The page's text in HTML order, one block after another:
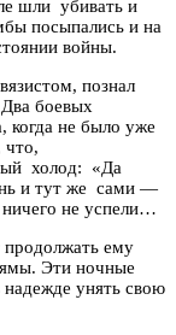
шли убивать и
посыпались и на
войны.
познал
Два боевых
когда не было уже
что,
холод: «Да
и тут же сами —
ничего не успели…
продолжать ему
Эти ночные
унять свою